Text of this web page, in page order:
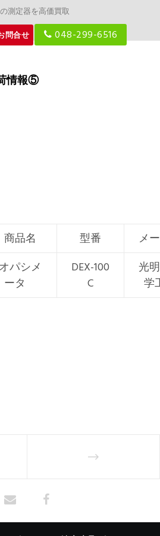
測定器を高価買取
問合せ
048-299-6516
情報⑤
商品名 型番
メ
オパシメ
ータ
DEX-100
C
光
学